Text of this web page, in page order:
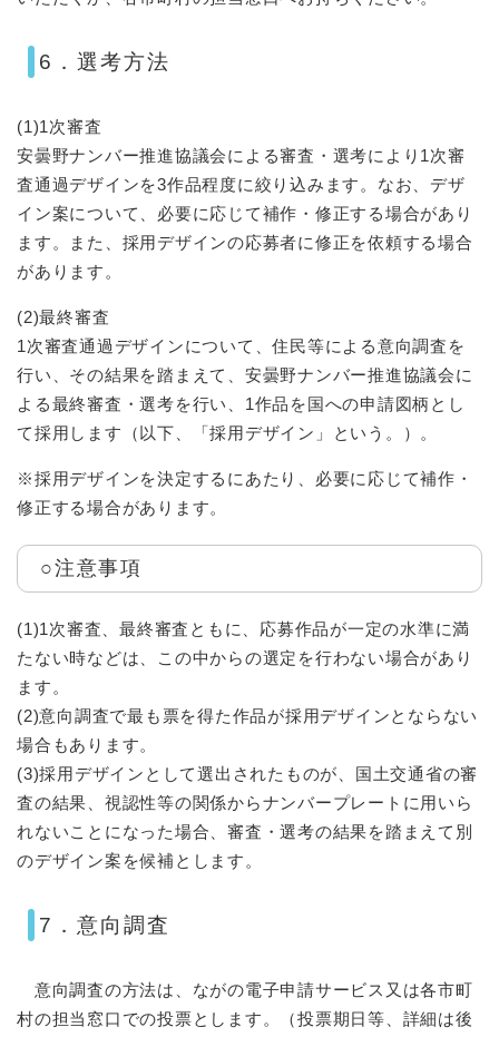
6．選考方法
(1)1次審査
安曇野ナンバー推進協議会による審査・選考により1次審
査通過デザインを3作品程度に絞り込みます。なお、デザ
イン案について、必要に応じて補作・修正する場合があり
ます。また、採用デザインの応募者に修正を依頼する場合
があります。
(2)最終審査
1次審査通過デザインについて、住民等による意向調査を
行い、その結果を踏まえて、安曇野ナンバー推進協議会に
よる最終審査・選考を行い、1作品を国への申請図柄とし
て採用します（以下、「採用デザイン」という。）。
※採用デザインを決定するにあたり、必要に応じて補作・
修正する場合があります。
○注意事項
(1)1次審査、最終審査ともに、応募作品が一定の水準に満
たない時などは、この中からの選定を行わない場合があり
ます。
(2)意向調査で最も票を得た作品が採用デザインとならない
場合もあります。
(3)採用デザインとして選出されたものが、国土交通省の審
査の結果、視認性等の関係からナンバープレートに用いら
れないことになった場合、審査・選考の結果を踏まえて別
のデザイン案を候補とします。
7．意向調査
意向調査の方法は、ながの電子申請サービス又は各市町
村の担当窓口での投票とします。（投票期日等、詳細は後